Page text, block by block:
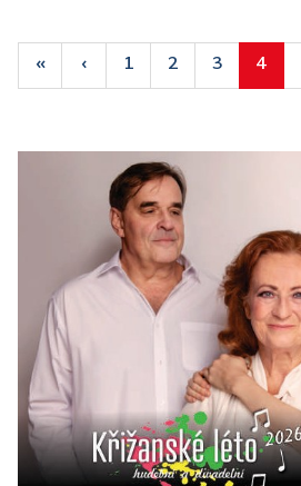
« ‹ 1 2 3 4